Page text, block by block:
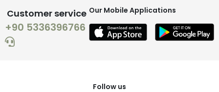
Customer service
+90 5336396766
Our Mobile Applications
Follow us